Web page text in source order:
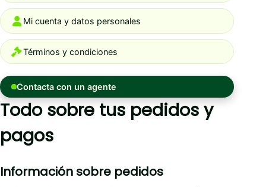
Mi cuenta y datos personales
Términos y condiciones
Contacta con un agente
Todo sobre tus pedidos y
pagos
Información sobre pedidos